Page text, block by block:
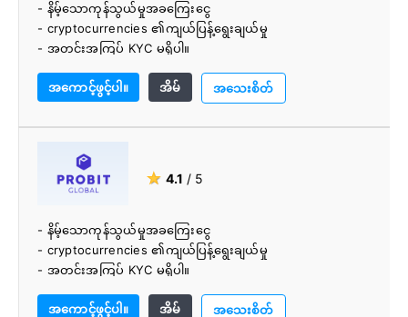
- နိမ့်သောကုန်သွယ်မှုအခကြေးငွေ
- cryptocurrencies ၏ကျယ်ပြန့်ရွေးချယ်မှု
- အတင်းအကြပ် KYC မရှိပါ။
- ပညာရှင်အဖွဲ့
အကောင့်ဖွင့်ပါ။ အိမ် အသေးစိတ်
★ 4.1 / 5
- နိမ့်သောကုန်သွယ်မှုအခကြေးငွေ
- cryptocurrencies ၏ကျယ်ပြန့်ရွေးချယ်မှု
- အတင်းအကြပ် KYC မရှိပါ။
- ပညာရှင်အဖွဲ့
အကောင့်ဖွင့်ပါ။ အိမ် အသေးစိတ်